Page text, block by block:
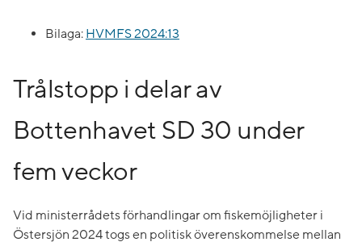
Bilaga: HVMFS 2024:13
Trålstopp i delar av
Bottenhavet SD 30 under
fem veckor
Vid ministerrådets förhandlingar om fiskemöjligheter i
Östersjön 2024 togs en politisk överenskommelse mellan